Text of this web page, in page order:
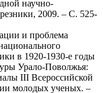
научно-
2009. – С. 525-
и проблема
в 1920-1930-е годы
Урало-Поволжья:
III Всероссийской
молодых ученых. –